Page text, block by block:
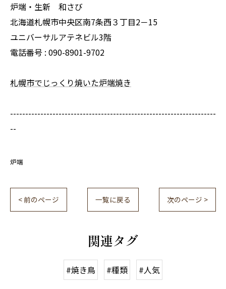
炉端・生新 和さび
北海道札幌市中央区南7条西３丁目2－15
ユニバーサルアテネビル3階
電話番号 : 090-8901-9702
札幌市でじっくり焼いた炉端焼き
--------------------------------------------------------------------
--
炉端
< 前のページ 一覧に戻る 次のページ >
関連タグ
#焼き鳥 #種類 #人気